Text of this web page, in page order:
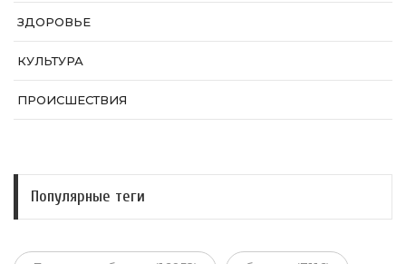
ЗДОРОВЬЕ
КУЛЬТУРА
ПРОИСШЕСТВИЯ
Популярные теги